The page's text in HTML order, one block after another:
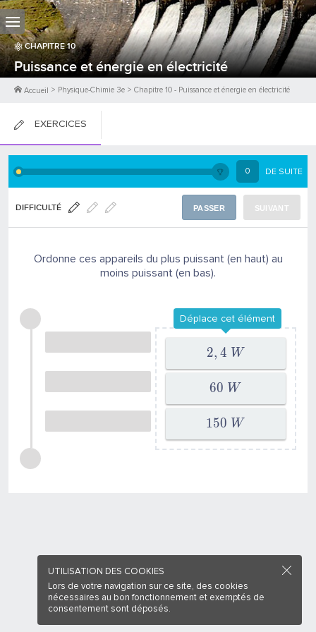
CHAPITRE10
Puissance et énergie en électricité
Accueil > Physique-Chimie 3e > Chapitre 10 - Puissance et énergie en électricité
EXERCICES
FICHES DE COURS 0 DE SUITE
DIFFICULTÉ PASSER SUIVANT
Ordonne ces appareils du plus puissant (en haut) au
moins puissant (en bas).
2, 4 W
60 W
150 W
Déplace cet élément
UTILISATION DES COOKIES
Lors de votre navigation sur ce site, des cookies
nécessaires au bon fonctionnement et exemptés de
consentement sont déposés.